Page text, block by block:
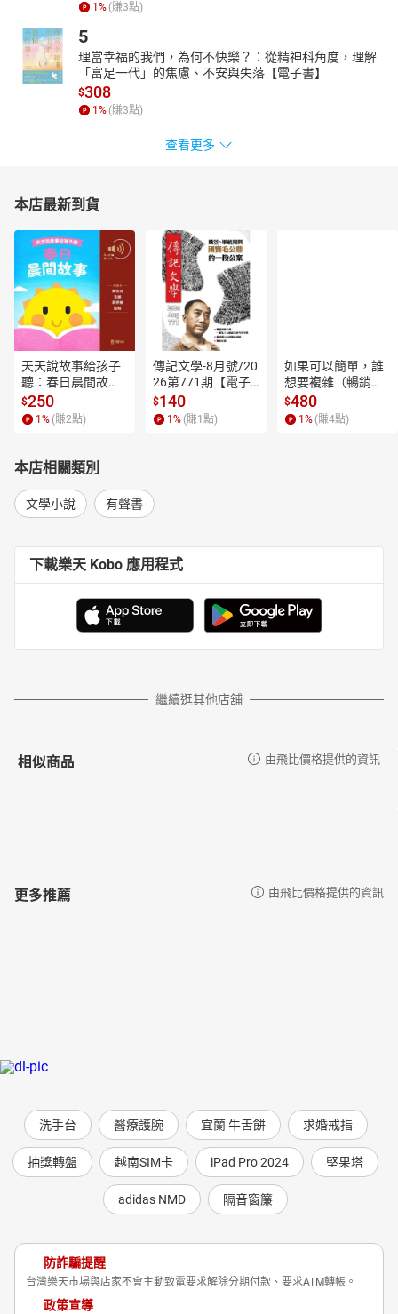
1 % (賺3點)
5
理當幸福的我們，為何不快樂？：從精神科角度，理解
「富足一代」的焦慮、不安與失落【電子書】
$308
1 % (賺3點)
查看更多
本店最新到貨
天天說故事給孩子
聽：春日晨間故事
【有聲書】
$250
1 % (賺2點)
傳記文學-8月號/20
26第771期【電子
書】
$140
1 % (賺1 點)
如果可以簡單，誰
想要複雜（暢銷經
典新編版）【電子
書】
$480
1 % (賺4點)
本店相關類別
文學小說 有聲書
下載樂天 Kobo 應用程式
繼續逛其他店舖
相似商品 由飛比價格提供的資訊
更多推薦 由飛比價格提供的資訊
洗手台 醫療護腕 宜蘭 牛舌餅 求婚戒指
抽獎轉盤 越南SIM卡 iPad Pro 2024 堅果塔
adidas NMD 隔音窗簾
防詐騙提醒
台灣樂天市場與店家不會主動致電要求解除分期付款、要求ATM轉帳。
政策宣導